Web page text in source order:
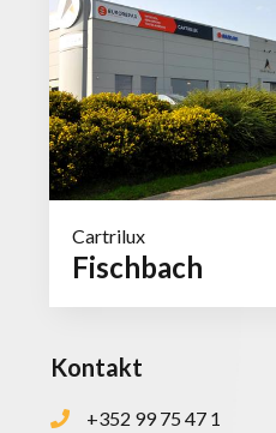
Cartrilux
Fischbach
Kontakt
+352 99 75 47 1